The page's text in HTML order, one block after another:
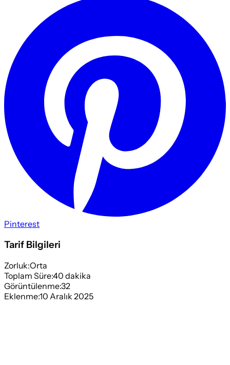
Pinterest
Tarif Bilgileri
Zorluk:Orta
Toplam Süre:40 dakika
Görüntülenme:32
Eklenme:10 Aralık 2025